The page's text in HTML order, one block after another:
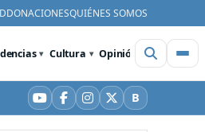
DONACIONESQUIÉNES SOMOS
Cultura Opinión Videos
YouTube
Facebook
Instagram
X BBluesky